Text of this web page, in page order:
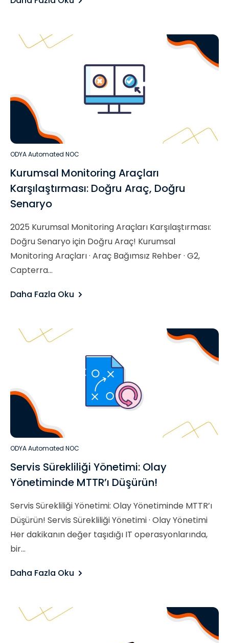
ODYA Automated NOC
Kurumsal Monitoring Araçları
Karşılaştırması: Doğru Araç, Doğru
Senaryo
2025 Kurumsal Monitoring Araçları Karşılaştırması:
Doğru Senaryo için Doğru Araç! Kurumsal
Monitoring Araçları · Araç Bağımsız Rehber · G2,
Capterra...
Daha Fazla Oku
ODYA Automated NOC
Servis Sürekliliği Yönetimi: Olay
Yönetiminde MTTR’ı Düşürün!
Servis Sürekliliği Yönetimi: Olay Yönetiminde MTTR’ı
Düşürün! Servis Sürekliliği Yönetimi · Olay Yönetimi
Her dakikanın değer taşıdığı IT operasyonlarında,
bir...
Daha Fazla Oku